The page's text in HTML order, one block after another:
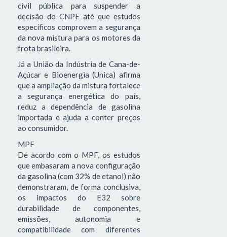
civil pública para suspender a
decisão do CNPE até que estudos
específicos comprovem a segurança
da nova mistura para os motores da
frota brasileira.
Já a União da Indústria de Cana-de-
Açúcar e Bioenergia (Unica) afirma
que a ampliação da mistura fortalece
a segurança energética do país,
reduz a dependência de gasolina
importada e ajuda a conter preços
ao consumidor.
MPF
De acordo com o MPF, os estudos
que embasaram a nova configuração
da gasolina (com 32% de etanol) não
demonstraram, de forma conclusiva,
os impactos do E32 sobre
durabilidade de componentes,
emissões, autonomia e
compatibilidade com diferentes